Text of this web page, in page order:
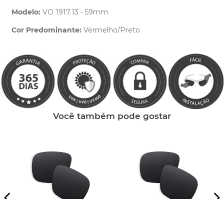
Modelo: VO 1917.13 - 59mm
Cor Predominante: Vermelho/Preto
Você também pode gostar